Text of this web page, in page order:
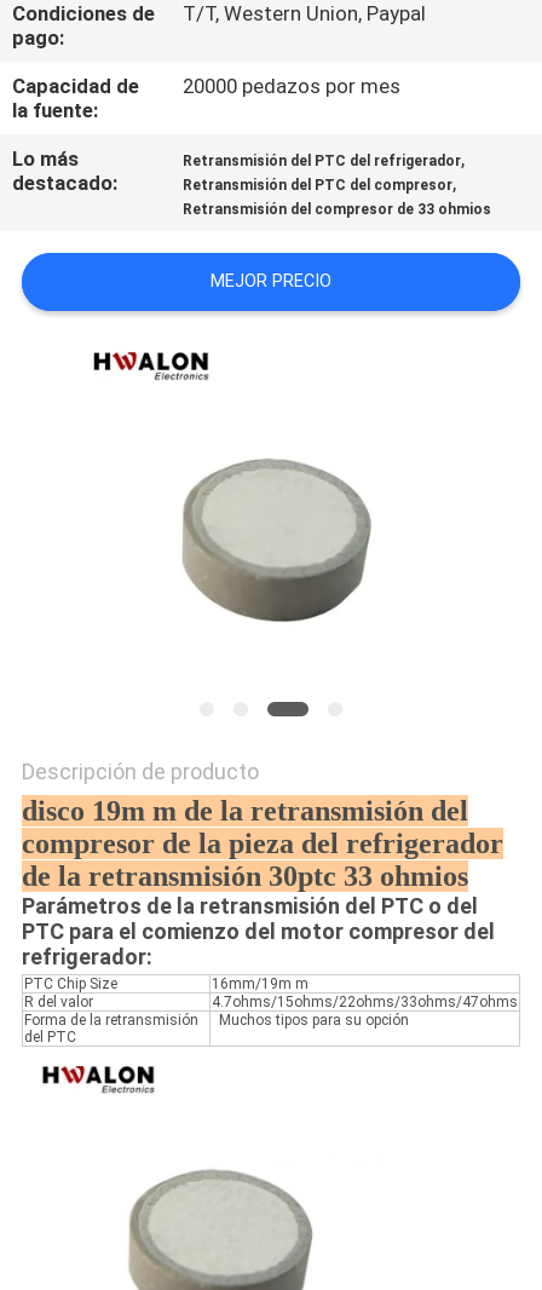
SOLICITAR
UNA
COTIZACIÓN
DEL
SITIO
POLÍTICAS
Condiciones de
pago:
T/T, Western Union, Paypal
Capacidad de
la fuente:
20000 pedazos por mes
Lo más
destacado:
Retransmisión del PTC del refrigerador,
Retransmisión del PTC del compresor,
Retransmisión del compresor de 33 ohmios
MEJOR PRECIO
Descripción de producto
disco 19m m de la retransmisión del
compresor de la pieza del refrigerador
de la retransmisión 30ptc 33 ohmios
Parámetros de la retransmisión del PTC o del
PTC para el comienzo del motor compresor del
refrigerador:
PTC Chip Size
16mm/19m m
R del valor
4.7ohms/15ohms/22ohms/33ohms/47ohms
Forma de la retransmisión
del PTC
Muchos tipos para su opción